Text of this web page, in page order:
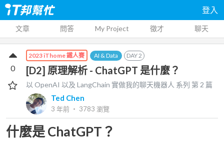
登入
文章 問答 My Project 徵才 聊天
2023 iThome 鐵人賽 AI & Data DAY2
[D2] 原理解析 - ChatGPT 是什麼？
以 OpenAI 以及 LangChain 實做我的聊天機器人 系列 第2 篇
Ted Chen
3 年前 ‧ 3783 瀏覽
0
什麼是 ChatGPT？